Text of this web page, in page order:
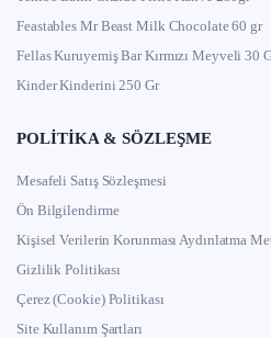
Feastables Mr Beast Milk Chocolate 60 gr
Fellas Kuruyemiş Bar Kırmızı Meyveli 30
Kinder Kinderini 250 Gr
POLITIKA & SÖZLEŞME
Mesafeli Satış Sözleşmesi
Ön Bilgilendirme
Kişisel Verilerin Korunması Aydınlatma
Gizlilik Politikası
Çerez (Cookie) Politikası
Site Kullanım Şartları